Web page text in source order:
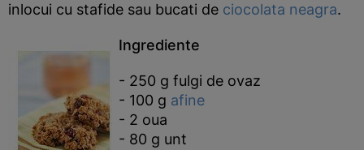
inlocui cu stafide sau bucati de ciocolata neagra.
Ingrediente
- 250 g fulgi de ovaz
- 100 g afine
- 2 oua
- 80 g unt